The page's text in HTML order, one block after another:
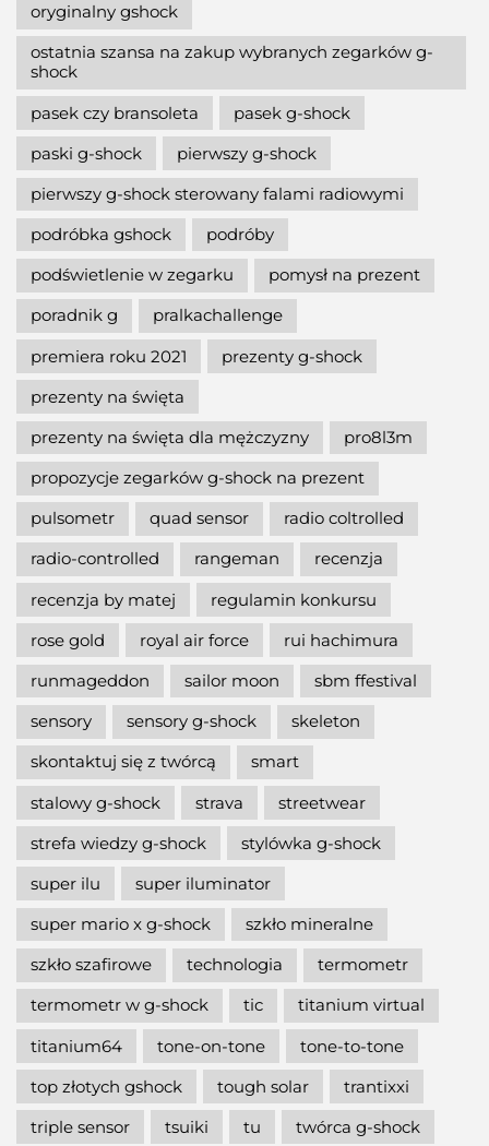
oryginalny gshock
ostatnia szansa na zakup wybranych zegarków g-
shock
pasek czy bransoleta
pasek g-shock
paski g-shock
pierwszy g-shock
pierwszy g-shock sterowany falami radiowymi
podróbka gshock
podróby
podświetlenie w zegarku
pomysł na prezent
poradnik g
pralkachallenge
premiera roku 2021
prezenty g-shock
prezenty na święta
prezenty na święta dla mężczyzny
pro8l3m
propozycje zegarków g-shock na prezent
pulsometr
quad sensor
radio coltrolled
radio-controlled
rangeman
recenzja
recenzja by matej
regulamin konkursu
rose gold
royal air force
rui hachimura
runmageddon
sailor moon
sbm ffestival
sensory
sensory g-shock
skeleton
skontaktuj się z twórcą
smart
stalowy g-shock
strava
streetwear
strefa wiedzy g-shock
stylówka g-shock
super ilu
super iluminator
super mario x g-shock
szkło mineralne
szkło szafirowe
technologia
termometr
termometr w g-shock
tic
titanium virtual
titanium64
tone-on-tone
tone-to-tone
top złotych gshock
tough solar
trantixxi
triple sensor
tsuiki tu
twórca g-shock